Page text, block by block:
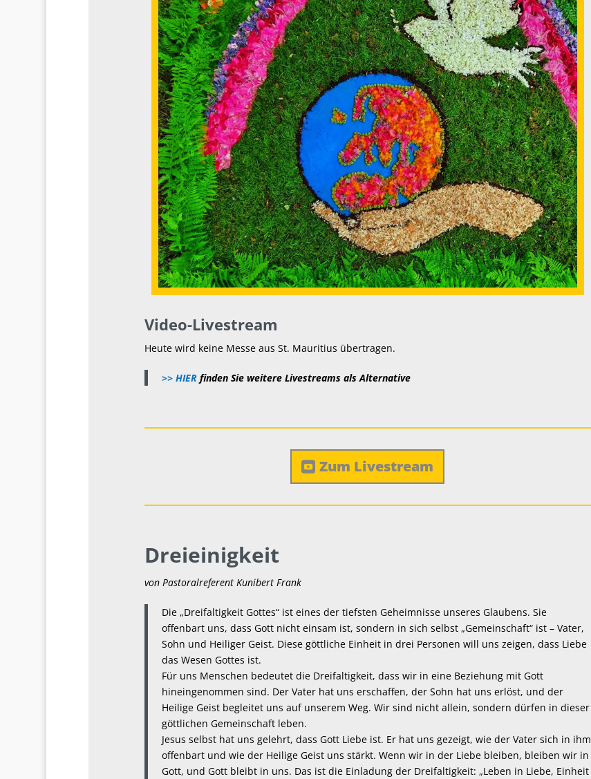
Video-Livestream
Heute wird keine Messe aus St. Mauritius übertragen.
>> HIERfinden Sie weitere Livestreams als Alternative
Zum Livestream
Dreieinigkeit
von Pastoralreferent Kunibert Frank
Die „Dreifaltigkeit Gottes“ ist eines der tiefsten Geheimnisse unseres Glaubens. Sie
offenbart uns, dass Gott nicht einsam ist, sondern in sich selbst „Gemeinschaft“ ist – Vater,
Sohn und Heiliger Geist. Diese göttliche Einheit in drei Personen will uns zeigen, dass Liebe
das Wesen Gottes ist.
Für uns Menschen bedeutet die Dreifaltigkeit, dass wir in eine Beziehung mit Gott
hineingenommen sind. Der Vater hat uns erschaffen, der Sohn hat uns erlöst, und der
Heilige Geist begleitet uns auf unserem Weg. Wir sind nicht allein, sondern dürfen in dieser
göttlichen Gemeinschaft leben.
Jesus selbst hat uns gelehrt, dass Gott Liebe ist. Er hat uns gezeigt, wie der Vater sich in ihm
offenbart und wie der Heilige Geist uns stärkt. Wenn wir in der Liebe bleiben, bleiben wir in
Gott, und Gott bleibt in uns. Das ist die Einladung der Dreifaltigkeit: „Leben in Liebe, Einheit